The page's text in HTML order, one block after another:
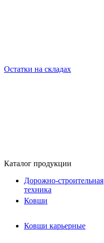
Остатки на складах
Каталог продукции
Дорожно-строительная
техника
Ковши
Ковши карьерные